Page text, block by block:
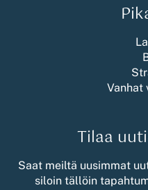
Vanhat
Tilaa
Saat meiltä uusimmat
siloin tällöin